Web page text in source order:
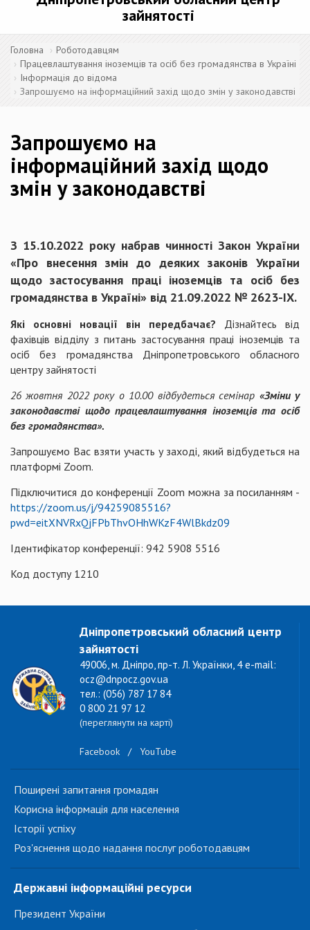
зайнятості
Головна
Роботодавцям
Працевлаштування іноземців та осіб без громадянства в Україні
Інформація до відома
Запрошуємо на інформаційний захід щодо змін у законодавстві
Запрошуємо на
інформаційний захід щодо
змін у законодавстві
З 15.10.2022 року набрав чинності Закон України
«Про внесення змін до деяких законів України
щодо застосування праці іноземців та осіб без
громадянства в Україні» від 21.09.2022 № 2623-ІХ.
Які основні новації він передбачає? Дізнайтесь від
фахівців відділу з питань застосування праці іноземців та
осіб без громадянства Дніпропетровського обласного
центру зайнятості
26 жовтня 2022 року о 10.00 відбудеться семінар «Зміни у
законодавстві щодо працевлаштування іноземців та осіб
без громадянства».
Запрошуємо Вас взяти участь у заході, який відбудеться на
платформі Zoom.
Підключитися до конференції Zoom можна за посиланням -
https://zoom.us/j/94259085516?
pwd=eitXNVRxQjFPbThvOHhWKzF4WlBkdz09
Ідентифікатор конференції: 942 5908 5516
Код доступу 1210
Дніпропетровський обласний центр
зайнятості
49006, м. Дніпро, пр-т. Л. Українки, 4 e-mail:
ocz@dnpocz.gov.ua
тел.: (056) 787 17 84
0 800 21 97 12
(переглянути на карті)
Facebook / YouTube
Поширені запитання громадян
Корисна інформація для населення
Історії успіху
Роз'яснення щодо надання послуг роботодавцям
Державні інформаційні ресурси
Президент України